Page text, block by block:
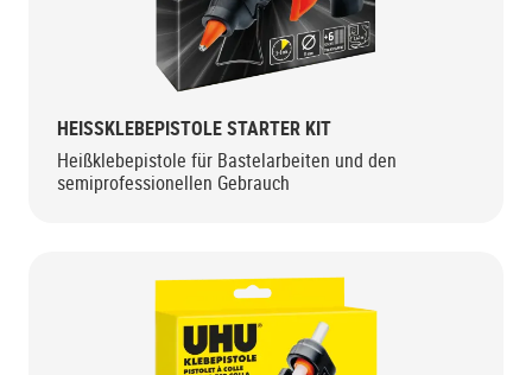
HEISSKLEBEPISTOLE STARTER KIT
Heißklebepistole für Bastelarbeiten und den
semiprofessionellen Gebrauch